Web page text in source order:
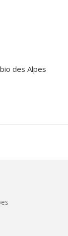
des Alpes